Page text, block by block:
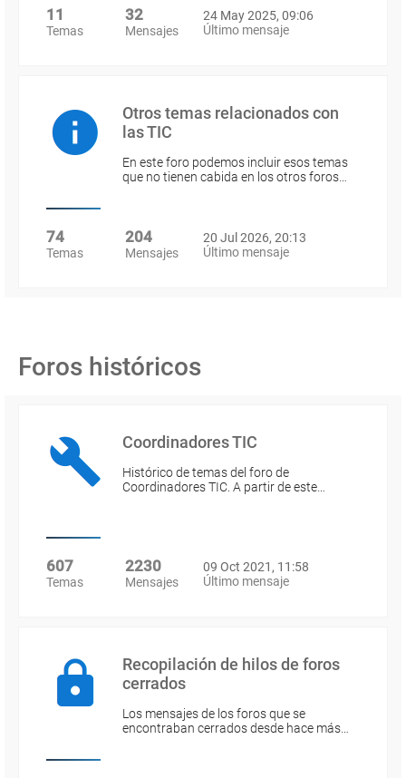
11
Temas
32
Mensajes
24 May 2025, 09:06
Último mensaje
Otros temas relacionados con
las TIC
En este foro podemos incluir esos temas
que no tienen cabida en los otros foros…
74
Temas
204
Mensajes
20 Jul 2026, 20:13
Último mensaje
Foros históricos
Coordinadores TIC
Histórico de temas del foro de
Coordinadores TIC. A partir de este…
607
Temas
2230
Mensajes
09 Oct 2021, 11:58
Último mensaje
Recopilación de hilos de foros
cerrados
Los mensajes de los foros que se
encontraban cerrados desde hace más…